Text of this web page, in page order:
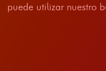
puede utilizar nuestro